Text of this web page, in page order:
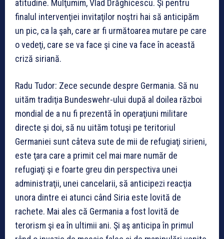
atitudine. Mulţumim, Vlad Drăghicescu. Şi pentru
finalul intervenţiei invitaţilor noştri hai să anticipăm
un pic, ca la şah, care ar fi următoarea mutare pe care
o vedeţi, care se va face şi cine va face în această
criză siriană.
Radu Tudor: Zece secunde despre Germania. Să nu
uităm tradiţia Bundeswehr-ului după al doilea război
mondial de a nu fi prezentă în operaţiuni militare
directe şi doi, să nu uităm totuşi pe teritoriul
Germaniei sunt câteva sute de mii de refugiaţi sirieni,
este ţara care a primit cel mai mare număr de
refugiaţi şi e foarte greu din perspectiva unei
administraţii, unei cancelarii, să anticipezi reacţia
unora dintre ei atunci când Siria este lovită de
rachete. Mai ales că Germania a fost lovită de
terorism şi ea în ultimii ani. Şi aş anticipa în primul